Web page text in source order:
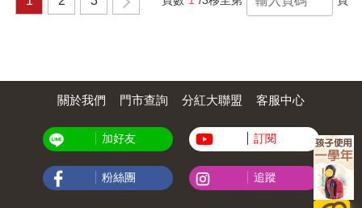
關於我們 門市查詢 分紅大聯盟 客服中心
加好友 訂閱
粉絲團 追蹤